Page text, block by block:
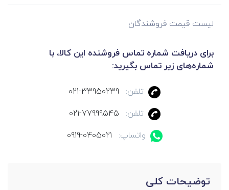
لیست قیمت فروشندگان
برای دریافت شماره تماس فروشنده این کالا، با
شماره‌های زیر تماس بگیرید:
تلفن:
021-33950239
تلفن:
021-77999545
واتساپ:
0919-0405021
توضیحات کلی